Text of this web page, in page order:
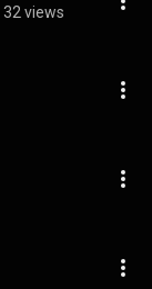
32 views